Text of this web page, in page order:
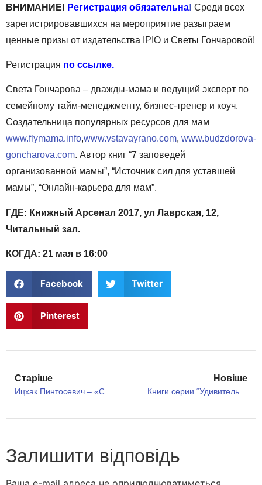
​ВНИМАНИЕ! Регистрация обязательна​! Среди всех
зарегистрировавшихся на мероприятие разыграем
ценные призы от издательства IPIO и Светы Гончаровой!
Регистрация по ссылке.
Света Гончарова – дважды-мама и ведущий эксперт по
семейному тайм-менеджменту, бизнес-тренер и коуч.
Создательница популярных ресурсов для мам
www.flymama.info,www.vstavayrano.com, www.budzdorova-
goncharova.com. Автор книг “7 заповедей
организованной мамы”, “Источник сил для уставшей
мамы”, “Онлайн-карьера для мам”.
ГДЕ: Книжный Арсенал 2017, ул Лаврская, 12,
Читальный зал.
КОГДА: 21 мая в 16:00
Facebook Twitter
Pinterest
Старіше Новіше
Книги серии “Удивительные личности” теперь и в России
Залишити відповідь